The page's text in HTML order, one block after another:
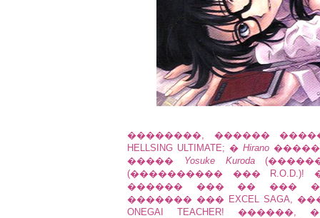
��������, ������
HELLSING ULTIMATE; � Hirano
����� Yosuke Kuroda
(���������� ���
������ ��� �� ���
������� ��� EXCEL SAGA,
ONEGAI TEACHER!